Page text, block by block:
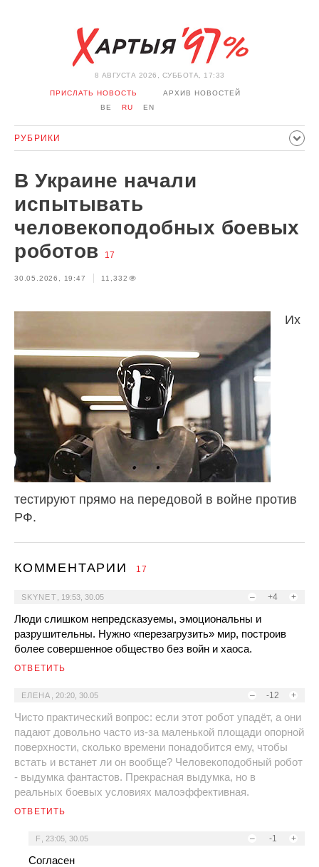
8 АВГУСТА 2026, СУББОТА, 17:33
ПРИСЛАТЬ НОВОСТЬ
АРХИВ НОВОСТЕЙ
BE
RU EN
РУБРИКИ
ПРОИСШЕСТВИЯ СПОРТ КУЛЬТУРА
МНЕНИЕ ИНТЕРВЬЮ ТЕХНОЛОГИИ
АВТО ОТДЫХ ОБХОД БЛОКИРОВКИ И СОЛИДАРНОСТЬ
КОРОНАВИРУС БЕЛАРУСЬ В НАТО
В Украине начали
испытывать
человекоподобных боевых
роботов
17
30.05.2026, 19:47 11,332
Их
тестируют прямо на передовой в войне против
РФ.
КОММЕНТАРИИ 17
– +4 +
SKYNET 19:53, 30.05
Люди слишком непредсказуемы, эмоциональны и
разрушительны. Нужно «перезагрузить» мир, построив
более совершенное общество без войн и хаоса.
ОТВЕТИТЬ
– -12 +
ЕЛЕНА 20:20, 30.05
Чисто практический вопрос: если этот робот упадёт, а они
падают довольно часто из-за маленькой площади опорной
поверхности, сколько времени понадобится ему, чтобы
встать и встанет ли он вообще? Человекоподобный робот
- выдумка фантастов. Прекрасная выдумка, но в
реальных боевых условиях малоэффективная.
ОТВЕТИТЬ
– -1 +
F 23:05, 30.05
Согласен